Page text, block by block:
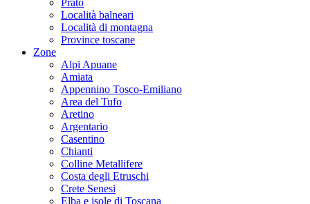
Prato
Località balneari
Località di montagna
Province toscane
Zone
Alpi Apuane
Amiata
Appennino Tosco-Emiliano
Area del Tufo
Aretino
Argentario
Casentino
Chianti
Colline Metallifere
Costa degli Etruschi
Crete Senesi
Elba e isole di Toscana